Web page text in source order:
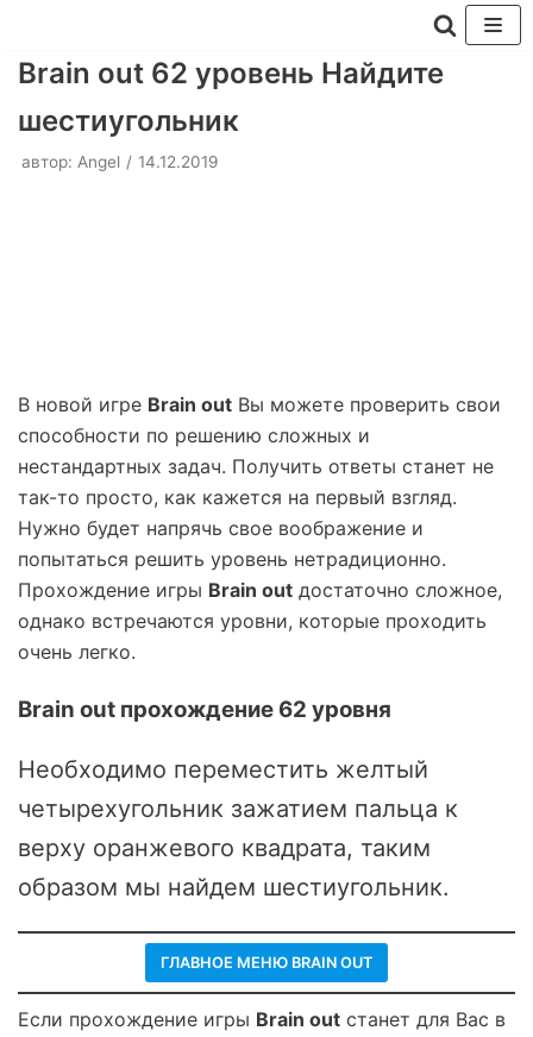
Перейти
содержимому
Brain out 62 уровень Найдите
шестиугольник
автор: Angel 14.12.2019
В новой игре Brain out Вы можете проверить свои
способности по решению сложных и
нестандартных задач. Получить ответы станет не
так-то просто, как кажется на первый взгляд.
Нужно будет напрячь свое воображение и
попытаться решить уровень нетрадиционно.
Прохождение игры Brain out достаточно сложное,
однако встречаются уровни, которые проходить
очень легко.
Brain out прохождение 62 уровня
Необходимо переместить желтый
четырехугольник зажатием пальца к
верху оранжевого квадрата, таким
образом мы найдем шестиугольник.
ГЛАВНОЕ МЕНЮ BRAIN OUT
Если прохождение игры Brain out станет для Вас в